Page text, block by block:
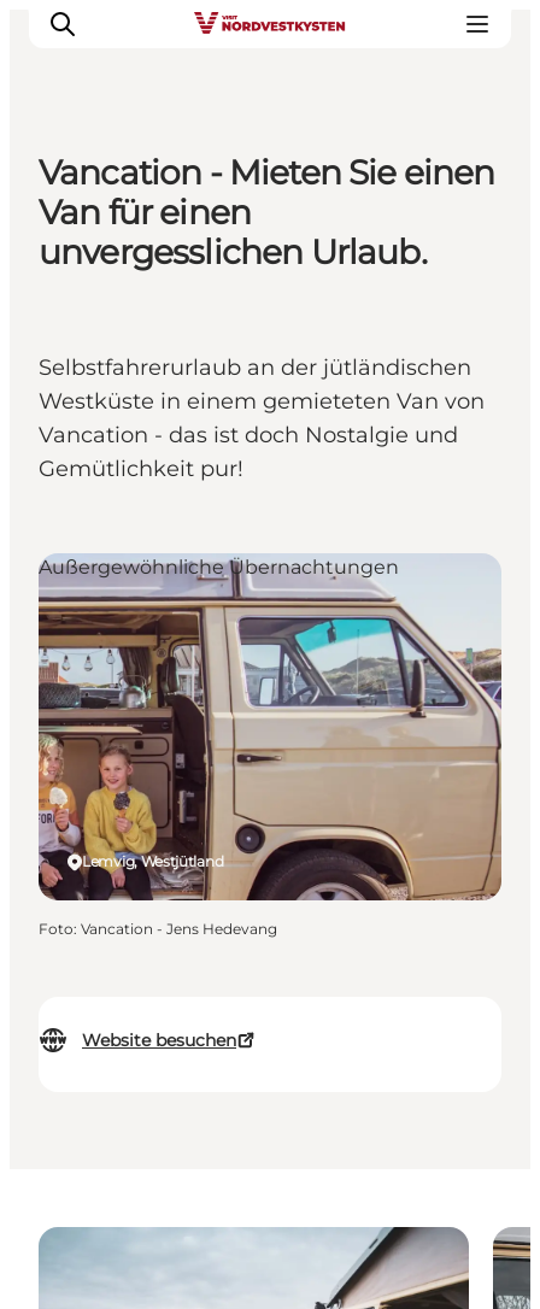
Urlaubsorte
Inspiration
Events
Vancation - Mieten Sie einen
Van für einen
unvergesslichen Urlaub.
Selbstfahrerurlaub an der jütländischen
Westküste in einem gemieteten Van von
Vancation - das ist doch Nostalgie und
Gemütlichkeit pur!
Website besuchen
Lemvig, Westjütland
Außergewöhnliche Übernachtungen
Foto: Vancation - Jens Hedevang